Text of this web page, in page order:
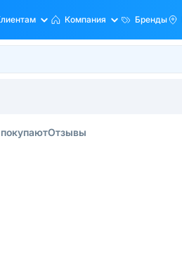
Компания Бренды
Отзывы